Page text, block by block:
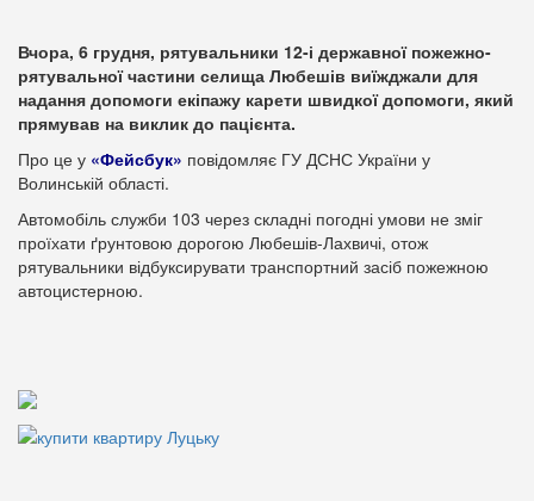
Вчора, 6 грудня, рятувальники 12-і державної пожежно-
рятувальної частини селища Любешів виїжджали для
надання допомоги екіпажу карети швидкої допомоги, який
прямував на виклик до пацієнта.
Про це у «Фейсбук» повідомляє ГУ ДСНС України у
Волинській області.
Автомобіль служби 103 через складні погодні умови не зміг
проїхати ґрунтовою дорогою Любешів-Лахвичі, отож
рятувальники відбуксирувати транспортний засіб пожежною
автоцистерною.